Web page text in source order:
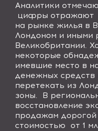
Аналитики
цифры отражают
на рынке жилья в
Лондоном и иными
Великобритании.
некоторые
имевшие место в
денежных средств
перетекать из
зоны. В
восстановление
продажам
стоимостью от 1